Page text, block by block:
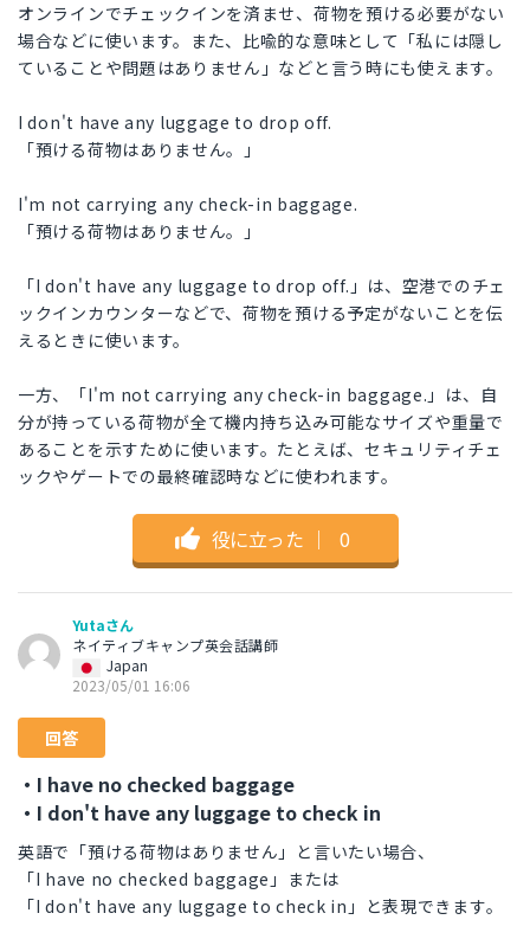
オンラインでチェックインを済ませ、荷物を預ける必要がない
場合などに使います。また、比喩的な意味として「私には隠し
ていることや問題はありません」などと言う時にも使えます。
I don't have any luggage to drop off.
「預ける荷物はありません。」
I'm not carrying any check-in baggage.
「預ける荷物はありません。」
「I don't have any luggage to drop off.」は、空港でのチェ
ックインカウンターなどで、荷物を預ける予定がないことを伝
えるときに使います。
一方、「I'm not carrying any check-in baggage.」は、自
分が持っている荷物が全て機内持ち込み可能なサイズや重量で
あることを示すために使います。たとえば、セキュリティチェ
ックやゲートでの最終確認時などに使われます。
役に立った ｜ 0
Yutaさん
ネイティブキャンプ英会話講師
Japan
2023/05/01 16:06
回答
・I have no checked baggage
・I don't have any luggage to check in
英語で「預ける荷物はありません」と言いたい場合、
「I have no checked baggage」または
「I don't have any luggage to check in」と表現できます。